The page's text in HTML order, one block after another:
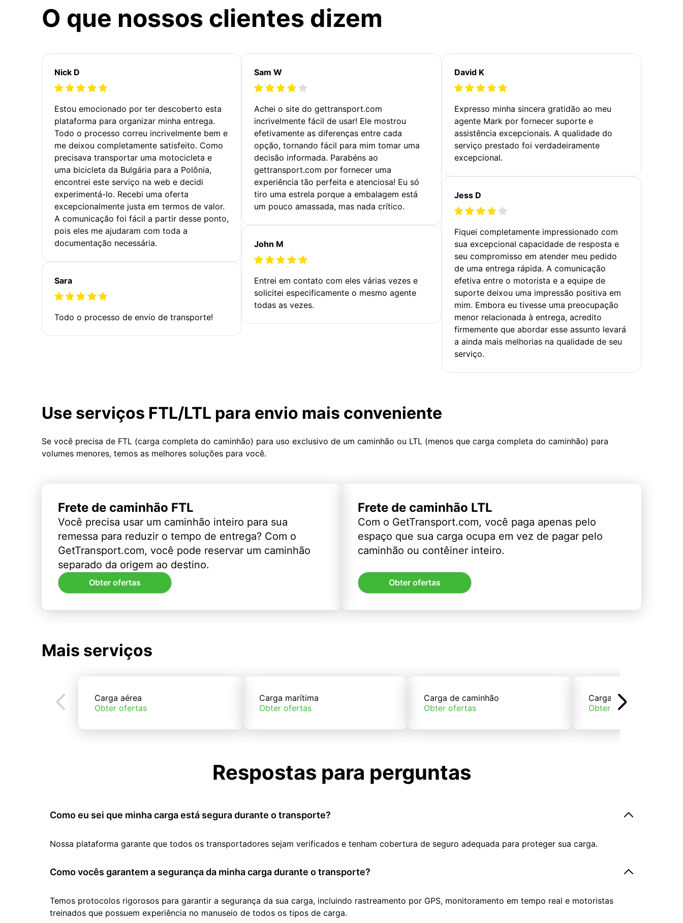
O que nossos clientes dizem
Nick D
Estou emocionado por ter descoberto esta
plataforma para organizar minha entrega.
Todo o processo correu incrivelmente bem e
me deixou completamente satisfeito. Como
precisava transportar uma motocicleta e
uma bicicleta da Bulgária para a Polônia,
encontrei este serviço na web e decidi
experimentá-lo. Recebi uma oferta
excepcionalmente justa em termos de valor.
A comunicação foi fácil a partir desse ponto,
pois eles me ajudaram com toda a
documentação necessária.
Sara
Todo o processo de envio de transporte!
Sam W
Achei o site do gettransport.com
incrivelmente fácil de usar! Ele mostrou
efetivamente as diferenças entre cada
opção, tornando fácil para mim tomar uma
decisão informada. Parabéns ao
gettransport.com por fornecer uma
experiência tão perfeita e atenciosa! Eu só
tiro uma estrela porque a embalagem está
um pouco amassada, mas nada crítico.
John M
Entrei em contato com eles várias vezes e
solicitei especificamente o mesmo agente
todas as vezes.
David K
Expresso minha sincera gratidão ao meu
agente Mark por fornecer suporte e
assistência excepcionais. A qualidade do
serviço prestado foi verdadeiramente
excepcional.
Jess D
Fiquei completamente impressionado com
sua excepcional capacidade de resposta e
seu compromisso em atender meu pedido
de uma entrega rápida. A comunicação
efetiva entre o motorista e a equipe de
suporte deixou uma impressão positiva em
mim. Embora eu tivesse uma preocupação
menor relacionada à entrega, acredito
firmemente que abordar esse assunto levará
a ainda mais melhorias na qualidade de seu
serviço.
Use serviços FTL/LTL para envio mais conveniente
Se você precisa de FTL (carga completa do caminhão) para uso exclusivo de um caminhão ou LTL (menos que carga completa do caminhão) para
volumes menores, temos as melhores soluções para você.
Frete de caminhão FTL
Você precisa usar um caminhão inteiro para sua
remessa para reduzir o tempo de entrega? Com o
GetTransport.com, você pode reservar um caminhão
separado da origem ao destino.
Obter ofertas
Frete de caminhão LTL
Com o GetTransport.com, você paga apenas pelo
espaço que sua carga ocupa em vez de pagar pelo
caminhão ou contêiner inteiro.
Obter ofertas
Mais serviços
Carga aérea
Obter ofertas
Carga marítima
Obter ofertas
Carga de caminhão
Obter ofertas
Carga de trem
Obter ofertas
Respostas para perguntas
Como eu sei que minha carga está segura durante o transporte?
Nossa plataforma garante que todos os transportadores sejam verificados e tenham cobertura de seguro adequada para proteger sua carga.
Como vocês garantem a segurança da minha carga durante o transporte?
Temos protocolos rigorosos para garantir a segurança da sua carga, incluindo rastreamento por GPS, monitoramento em tempo real e motoristas
treinados que possuem experiência no manuseio de todos os tipos de carga.